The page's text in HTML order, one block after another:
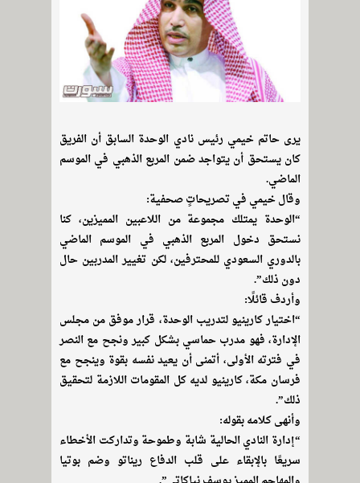
يرى حاتم خيمي رئيس نادي الوحدة السابق أن الفريق
كان يستحق أن يتواجد ضمن المربع الذهبي في الموسم
الماضي.
وقال خيمي في تصريحاتٍ صحفية:
“الوحدة يمتلك مجموعة من اللاعبين المميزين، كنا
نستحق دخول المربع الذهبي في الموسم الماضي
بالدوري السعودي للمحترفين، لكن تغيير المدربين حال
دون ذلك”.
وأردف قائلًا:
“اختيار كارينيو لتدريب الوحدة، قرار موفق من مجلس
الإدارة، فهو مدرب حماسي بشكل كبير ونجح مع النصر
في فترته الأولى، أتمنى أن يعيد نفسه بقوة وينجح مع
فرسان مكة، كارينيو لديه كل المقومات اللازمة لتحقيق
ذلك”.
وأنهى كلامه بقوله:
“إدارة النادي الحالية شابة وطموحة وتداركت الأخطاء
سريعًا بالإبقاء على قلب الدفاع ريناتو وضم بوتيا